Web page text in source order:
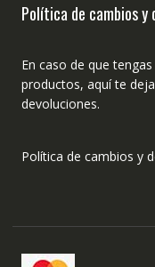
Política de cambios y
En caso de que
productos, aquí te
devoluciones.
Política de cambios y